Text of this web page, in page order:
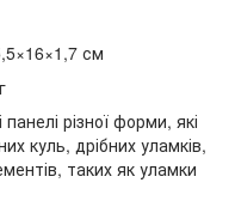
см
різної форми, які
куль, дрібних уламків,
таких як уламки